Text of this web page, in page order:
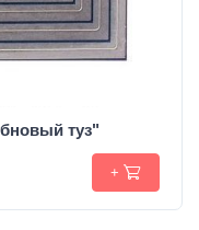
туз"
+